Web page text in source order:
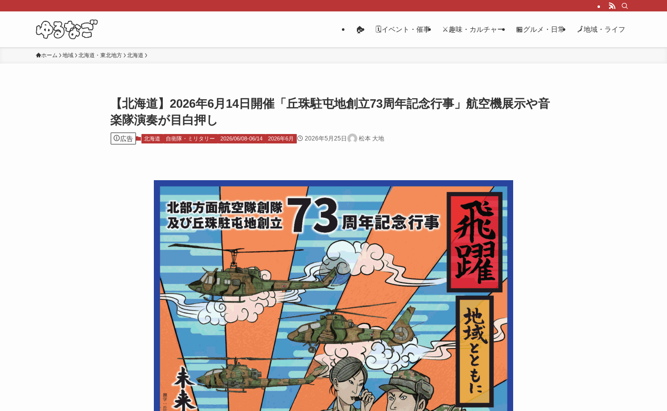
🏠 🗓️イベント・催事 ⚔️趣味・カルチャー 🏪グルメ・日常 🗾地域・ライフ
ホーム 地域 北海道・東北地方 北海道
【北海道】2026年6月14日開催「丘珠駐屯地創立73周年記念行事」航空機展示や音
楽隊演奏が目白押し
広告 北海道 自衛隊・ミリタリー 2026/06/08-06/14 2026年6月 2026年5月25日 松本 大地